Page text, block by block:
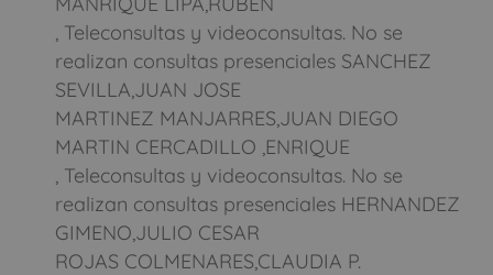
, Teleconsultas y videoconsultas. No se
realizan consultas presenciales SANCHEZ
SEVILLA,JUAN JOSE
MARTINEZ MANJARRES,JUAN DIEGO
MARTIN CERCADILLO ,ENRIQUE
, Teleconsultas y videoconsultas. No se
realizan consultas presenciales HERNANDEZ
GIMENO,JULIO CESAR
ROJAS COLMENARES,CLAUDIA P.